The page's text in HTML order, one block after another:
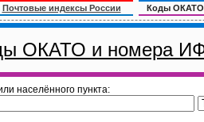
Почтовые индексы России Коды
ОКАТО и номера
населённого пункта: